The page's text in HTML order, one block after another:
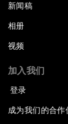
新闻稿
相册
视频
加入我们
登录
成为我们的合作